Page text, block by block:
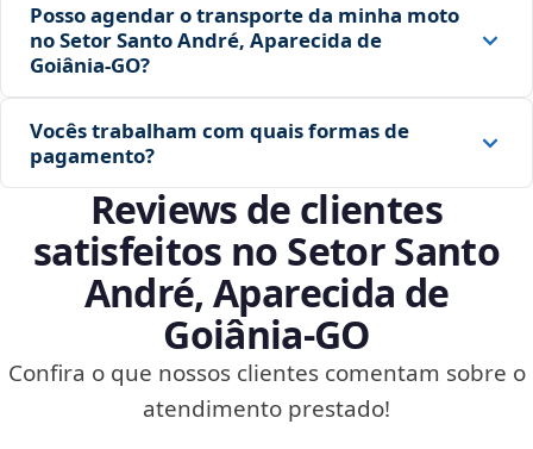
Posso agendar o transporte da minha moto
no Setor Santo André, Aparecida de
Goiânia‑GO?
Vocês trabalham com quais formas de
pagamento?
Reviews de clientes
satisfeitos no Setor Santo
André, Aparecida de
Goiânia‑GO
Confira o que nossos clientes comentam sobre o
atendimento prestado!